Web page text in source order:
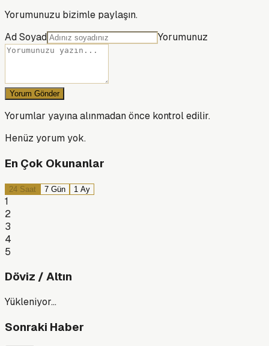
Yorumunuzu bizimle paylaşın.
Ad Soyad
Yorumunuz
Yorum Gönder
Yorumlar yayına alınmadan önce kontrol edilir.
Henüz yorum yok.
En Çok Okunanlar
24 Saat 7 Gün 1 Ay
1
2
3
4
5
Döviz / Altın
Yükleniyor…
Sonraki Haber